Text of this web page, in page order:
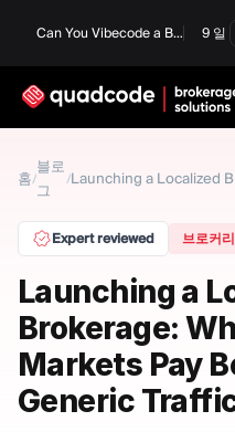
Can You Vibecode a Brokerage Platform? 9 일
홈 /
블로
그
/
Expert reviewed 브로커
Launching a
Brokerage:
Markets Pay
Generic
턴키 솔루션
Forex / CFD
프롭 펌